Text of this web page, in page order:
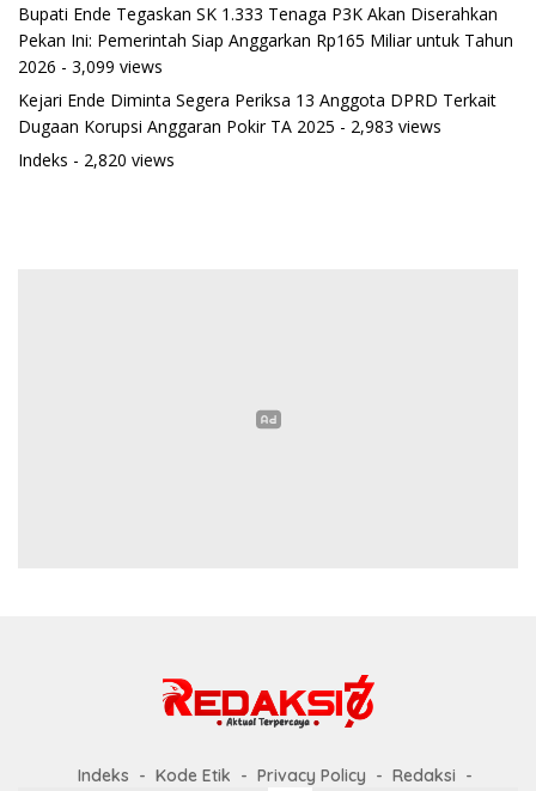
Bupati Ende Tegaskan SK 1.333 Tenaga P3K Akan Diserahkan
Pekan Ini: Pemerintah Siap Anggarkan Rp165 Miliar untuk Tahun
2026 - 3,099 views
Kejari Ende Diminta Segera Periksa 13 Anggota DPRD Terkait
Dugaan Korupsi Anggaran Pokir TA 2025 - 2,983 views
Indeks - 2,820 views
Indeks Kode Etik Privacy Policy
Redaksi